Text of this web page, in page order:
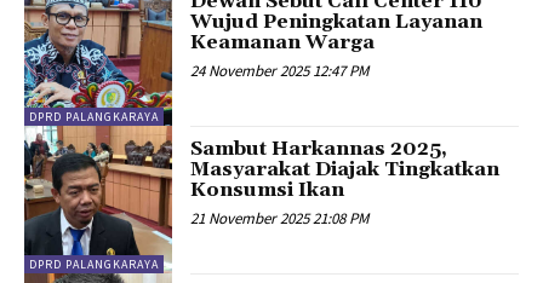
DPRD PALANGKARAYA
Wujud Peningkatan Layanan
Keamanan Warga
24 November 2025 12:47 PM
DPRD PALANGKARAYA
Sambut Harkannas 2025,
Masyarakat Diajak Tingkatkan
Konsumsi Ikan
21 November 2025 21:08 PM